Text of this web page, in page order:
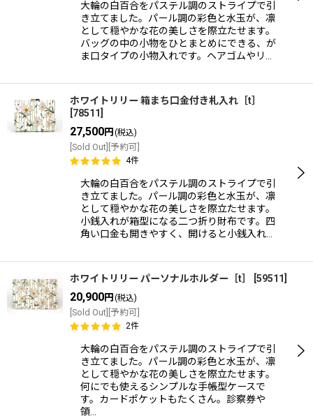
大輪の白百合をパステル調のストライプで引
き立てました。パール調の彩色と水玉が、凛
として穏やかな花の美しさを際立たせます。
バッグの中の小物をひとまとめにできる、が
ま口タイプの小物入れです。ヘアゴムやリ…
ホワイトリリー 箱まち口金付き札入れ［t］
78511
27,500円 (税込)
[Sold Out][予約可]
4件
大輪の白百合をパステル調のストライプで引
き立てました。パール調の彩色と水玉が、凛
として穏やかな花の美しさを際立たせます。
小銭入れが箱型になる二つ折り財布です。四
角い口金も開きやすく、開けると小銭入れ…
ホワイトリリー パーソナルホルダー［t］ 59511
20,900円 (税込)
[Sold Out][予約可]
2件
大輪の白百合をパステル調のストライプで引
き立てました。パール調の彩色と水玉が、凛
として穏やかな花の美しさを際立たせます。
何にでも使えるシンプルな手帳型ケースで
す。カードポケットもたくさん。診察券や
領…